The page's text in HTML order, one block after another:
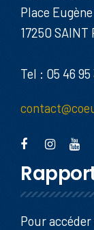
Place
17250 SAINT
Tel : 05 46 95
Pour